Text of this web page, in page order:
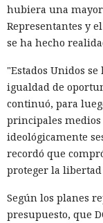
hubiera una
Representantes y
se ha hecho
"Estados Unidos
igualdad de
continuó, para
principales medios
ideológicamente
recordó que
proteger la libertad
Según los planes
presupuesto, que